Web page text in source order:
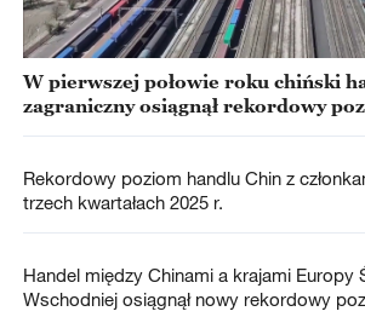
W pierwszej połowie roku chiński
zagraniczny osiągnął rekordowy
Rekordowy poziom handlu Chin z
trzech kwartałach 2025 r.
Handel między Chinami a krajami Europy
Wschodniej osiągnął nowy rekordowy